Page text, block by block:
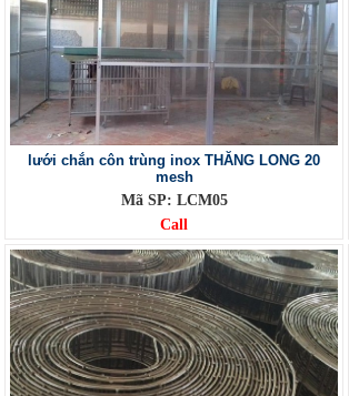
lưới chắn côn trùng inox THĂNG LONG 20
mesh
Mã SP: LCM05
Call